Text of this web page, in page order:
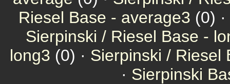
Riesel Base - average3 (0)
Sierpinski / Riesel Base -
long3 (0) · Sierpinski / Riesel
· Sierpinski